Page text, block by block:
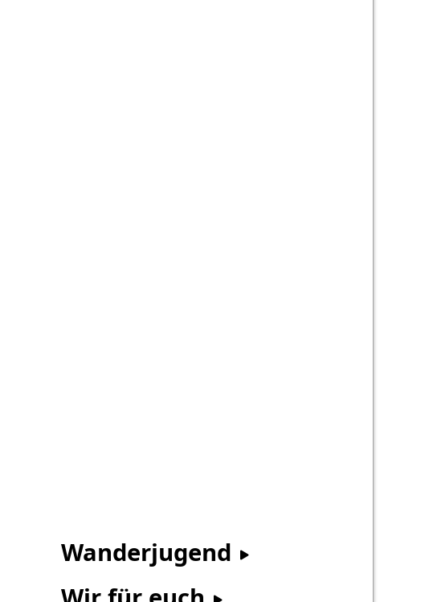
Wanderjugend